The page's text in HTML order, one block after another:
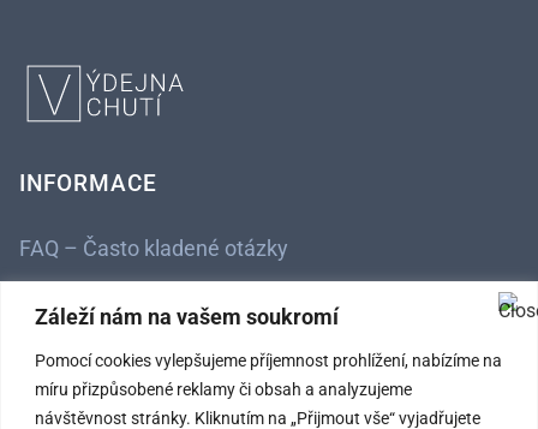
Záleží nám na vašem soukromí
Pomocí cookies vylepšujeme příjemnost prohlížení, nabízíme na
míru přizpůsobené reklamy či obsah a analyzujeme
návštěvnost stránky. Kliknutím na „Přijmout vše“ vyjadřujete
INFORMACE
FAQ – Často kladené otázky
Ochrana osobních údajů